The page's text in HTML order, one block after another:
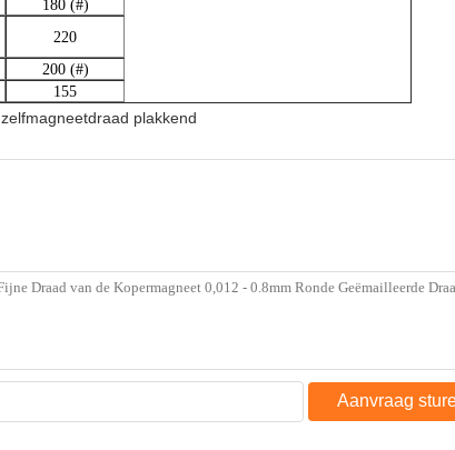
180 (#)
220
200 (#)
155
zelfmagneetdraad plakkend
Aanvraag